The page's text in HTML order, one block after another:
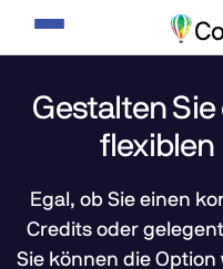
Navigation
umschalten
Gestalten
Egal, ob Sie einen
Credits oder
Sie können die